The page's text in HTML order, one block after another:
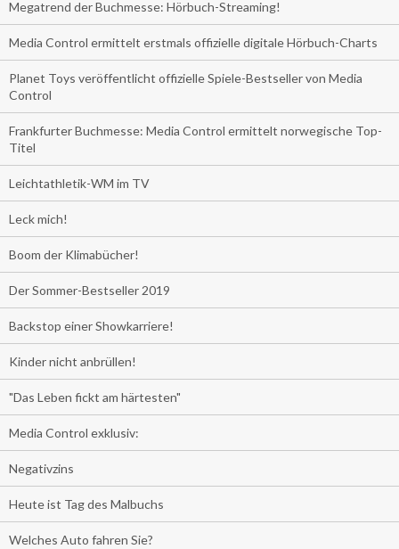
Megatrend der Buchmesse: Hörbuch-Streaming!
Media Control ermittelt erstmals offizielle digitale Hörbuch-Charts
Planet Toys veröffentlicht offizielle Spiele-Bestseller von Media
Control
Frankfurter Buchmesse: Media Control ermittelt norwegische Top-
Titel
Leichtathletik-WM im TV
Leck mich!
Boom der Klimabücher!
Der Sommer-Bestseller 2019
Backstop einer Showkarriere!
Kinder nicht anbrüllen!
"Das Leben fickt am härtesten"
Media Control exklusiv:
Negativzins
Heute ist Tag des Malbuchs
Welches Auto fahren Sie?